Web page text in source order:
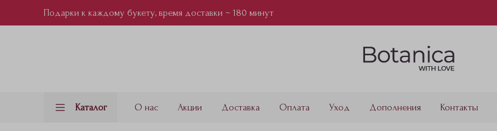
Подарки к каждому букету, время доставки ~ 180 минут
Каталог О нас Акции Доставка Оплата Уход Дополнения Контакты